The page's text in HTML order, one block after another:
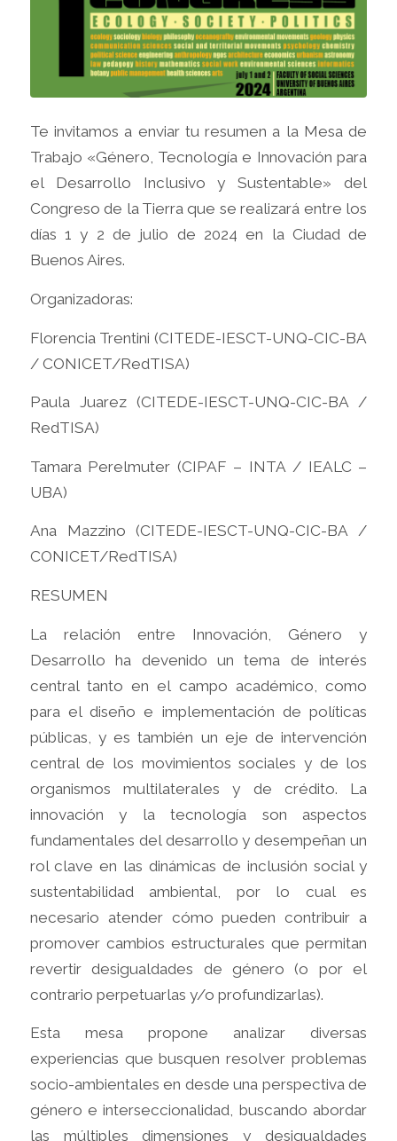
Te invitamos a enviar tu resumen a la Mesa de
Trabajo «Género, Tecnología e Innovación para
el Desarrollo Inclusivo y Sustentable» del
Congreso de la Tierra que se realizará entre los
días 1 y 2 de julio de 2024 en la Ciudad de
Buenos Aires.
Organizadoras:
Florencia Trentini (CITEDE-IESCT-UNQ-CIC-BA
/ CONICET/RedTISA)
Paula Juarez (CITEDE-IESCT-UNQ-CIC-BA /
RedTISA)
Tamara Perelmuter (CIPAF – INTA / IEALC –
UBA)
Ana Mazzino (CITEDE-IESCT-UNQ-CIC-BA /
CONICET/RedTISA)
RESUMEN
La relación entre Innovación, Género y
Desarrollo ha devenido un tema de interés
central tanto en el campo académico, como
para el diseño e implementación de políticas
públicas, y es también un eje de intervención
central de los movimientos sociales y de los
organismos multilaterales y de crédito. La
innovación y la tecnología son aspectos
fundamentales del desarrollo y desempeñan un
rol clave en las dinámicas de inclusión social y
sustentabilidad ambiental, por lo cual es
necesario atender cómo pueden contribuir a
promover cambios estructurales que permitan
revertir desigualdades de género (o por el
contrario perpetuarlas y/o profundizarlas).
Esta mesa propone analizar diversas
experiencias que busquen resolver problemas
socio-ambientales en desde una perspectiva de
género e interseccionalidad, buscando abordar
las múltiples dimensiones y desigualdades